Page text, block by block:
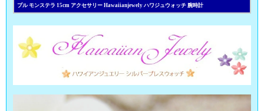
プル モンステラ 15cm アクセサリー Hawaiianjewely ハワジュウォッチ 腕時計